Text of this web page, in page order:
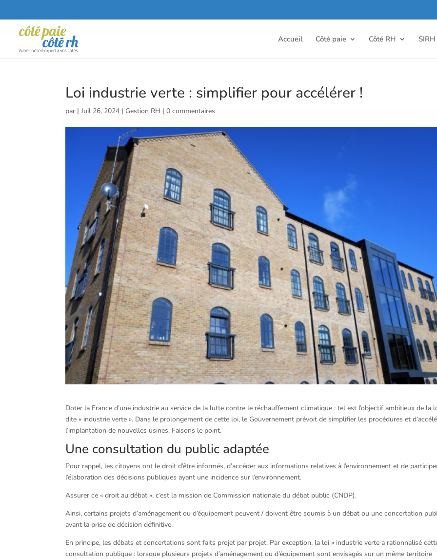
Accueil Côté paie Côté RH SIRH
Loi industrie verte : simplifier pour accélérer !
par |Juil 26, 2024 | Gestion RH |0 commentaires
Doter la France d’une industrie au service de la lutte contre le réchauffement climatique : tel est l’objectif ambitieux de la
dite « industrie verte ». Dans le prolongement de cette loi, le Gouvernement prévoit de simplifier les procédures et
l’implantation de nouvelles usines. Faisons le point.
Une consultation du public adaptée
Pour rappel, les citoyens ont le droit d’être informés, d’accéder aux informations relatives à l’environnement et de
l’élaboration des décisions publiques ayant une incidence sur l’environnement.
Assurer ce « droit au débat », c’est la mission de Commission nationale du débat public (CNDP).
Ainsi, certains projets d’aménagement ou d’équipement peuvent / doivent être soumis à un débat ou une concertation
avant la prise de décision définitive.
En principe, les débats et concertations sont faits projet par projet. Par exception, la loi « industrie verte a rationnalisé
consultation publique : lorsque plusieurs projets d’aménagement ou d’équipement sont envisagés sur un même territoire